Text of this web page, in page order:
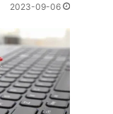
2023-09-06